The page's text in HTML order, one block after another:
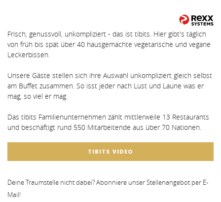
Frisch, genussvoll, unkompliziert - das ist tibits. Hier gibt's täglich
von früh bis spät über 40 hausgemachte vegetarische und vegane
Leckerbissen.
Unsere Gäste stellen sich ihre Auswahl unkompliziert gleich selbst
am Buffet zusammen. So isst jeder nach Lust und Laune was er
mag, so viel er mag.
Das tibits Familienunternehmen zählt mittlerweile 13 Restaurants
und beschäftigt rund 550 Mitarbeitende aus über 70 Nationen.
TIBITS VIDEO
Deine Traumstelle nicht dabei? Abonniere unser Stellenangebot per E-
Mail!